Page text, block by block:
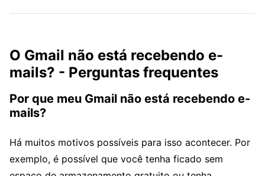
O Gmail não está recebendo e-
mails? - Perguntas frequentes
Por que meu Gmail não está recebendo e-
mails?
Há muitos motivos possíveis para isso acontecer. Por
exemplo, é possível que você tenha ficado sem